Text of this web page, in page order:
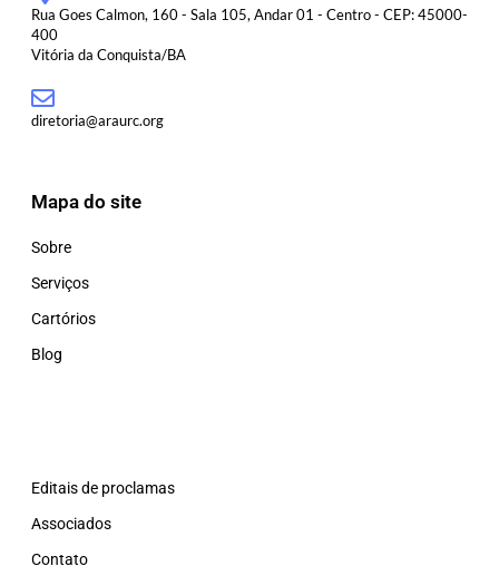
Rua Goes Calmon, 160 - Sala 105, Andar 01 - Centro - CEP: 45000-
400
Vitória da Conquista/BA
diretoria@araurc.org
Mapa do site
Sobre
Serviços
Cartórios
Blog
Editais de proclamas
Associados
Contato